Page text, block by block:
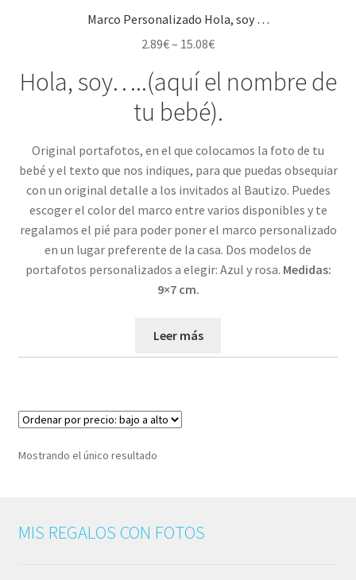
Contacto
Detalles de Facturación
ENVIO DE FOTOS Y PORTES
Ideas únicas para celebraciones de cumpleaños con
caretas personalizadas
Lista de deseos
PLAZOS DE ENTREGA
con Foto
Marco Personalizado Hola, soy …
2.89€– 15.08€
Hola, soy…..(aquí el nombre de
tu bebé).
Original portafotos, en el que colocamos la foto de tu
bebé y el texto que nos indiques, para que puedas obsequiar
con un original detalle a los invitados al Bautizo. Puedes
escoger el color del marco entre varios disponibles y te
regalamos el pié para poder poner el marco personalizado
en un lugar preferente de la casa. Dos modelos de
portafotos personalizados a elegir: Azul y rosa. Medidas:
9×7 cm.
Leer más
Mostrando el único resultado
MIS REGALOS CON FOTOS